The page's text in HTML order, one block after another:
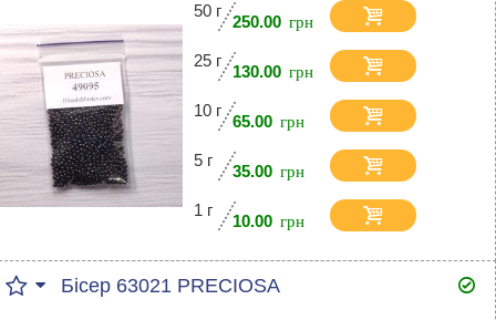
50 г
250.00
25 г
130.00
10 г
65.00
5 г
35.00
1 г
10.00
Бісер 63021 PRECIOSA